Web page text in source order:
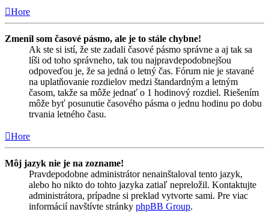
Hore
Zmenil som časové pásmo, ale je to stále chybne!
Ak ste si istí, že ste zadali časové pásmo správne a aj tak sa
líši od toho správneho, tak tou najpravdepodobnejšou
odpoveďou je, že sa jedná o letný čas. Fórum nie je stavané
na uplatňovanie rozdielov medzi štandardným a letným
časom, takže sa môže jednať o 1 hodinový rozdiel. Riešením
môže byť posunutie časového pásma o jednu hodinu po dobu
trvania letného času.
Hore
Môj jazyk nie je na zozname!
Pravdepodobne administrátor nenainštaloval tento jazyk,
alebo ho nikto do tohto jazyka zatiaľ nepreložil. Kontaktujte
administrátora, prípadne si preklad vytvorte sami. Pre viac
informácií navštívte stránky phpBB Group.